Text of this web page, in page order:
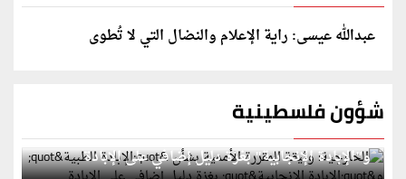
عبدالله عيسى: راية الإعلام والنضال التي لا تُطوى
شؤون فلسطينية
الخارجية: وثيقة المقررة الأممية بشأن "الإبادة الطبية"
و"الإبادة الإنجابية" بغزة دليل إضافي على الإبادة